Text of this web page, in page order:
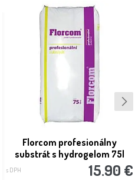
Florcom profesionálny
substrát s hydrogelom 75l
s DPH 15.90 €